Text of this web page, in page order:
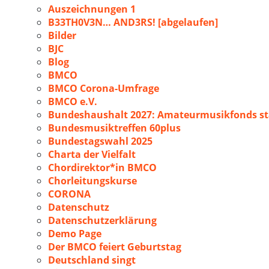
Auszeichnungen 1
B33TH0V3N… AND3RS! [abgelaufen]
Bilder
BJC
Blog
BMCO
BMCO Corona-Umfrage
BMCO e.V.
Bundeshaushalt 2027: Amateurmusikfonds
Bundesmusiktreffen 60plus
Bundestagswahl 2025
Charta der Vielfalt
Chordirektor*in BMCO
Chorleitungskurse
CORONA
Datenschutz
Datenschutzerklärung
Demo Page
Der BMCO feiert Geburtstag
Deutschland singt